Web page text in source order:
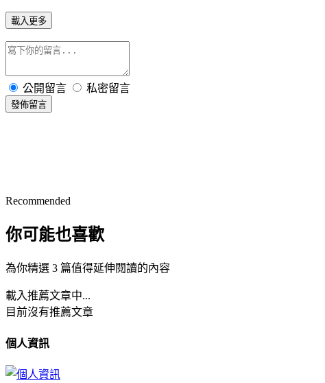
載入更多
公開留言 私密留言
發佈留言
Recommended
你可能也喜歡
為你精選 3 篇值得延伸閱讀的內容
載入推薦文章中...
目前沒有推薦文章
個人資訊